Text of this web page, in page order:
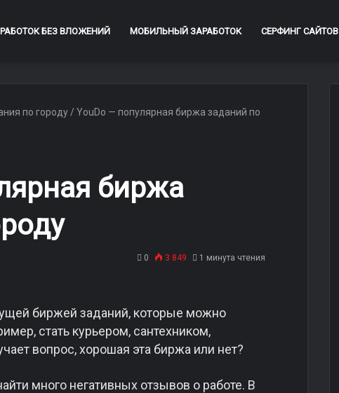
БЕЗ ВЛОЖЕНИЙ МОБИЛЬНЫЙ ЗАРАБОТОК СЕРФИНГ САЙТОВ
по городу / YouDo — популярная биржа заданий по
биржа
0 3 849 1 минута чтения
биржей заданий, которые можно
стать курьером, сантехником,
вопрос, хорошая эта биржа или нет?
много негативных отзывов о работе. В